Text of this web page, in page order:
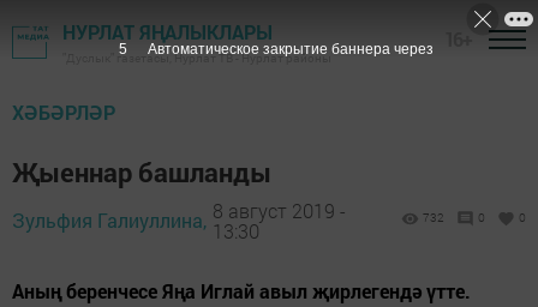
НУРЛАТ ЯҢАЛЫКЛАРЫ
"Дуслык" газетасы, Нурлат ТВ - Нурлат районы
ХӘБӘРЛӘР
Җыеннар башланды
Зульфия Галиуллина, 8 август 2019 -
13:30
732 0 0
Аның беренчесе Яңа Иглай авыл җирлегендә үтте.
5 Автоматическое закрытие баннера через